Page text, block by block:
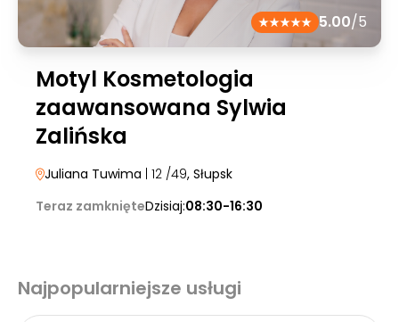
5.00/5
Motyl Kosmetologia
zaawansowana Sylwia
Zalińska
Juliana Tuwima | 12 /49, Słupsk
Teraz zamknięteDzisiaj:08:30-16:30
Najpopularniejsze usługi